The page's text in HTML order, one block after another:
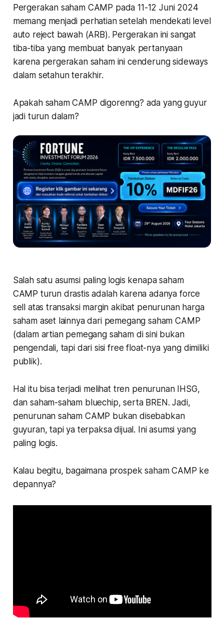
Pergerakan saham CAMP pada 11-12 Juni 2024
memang menjadi perhatian setelah mendekati level
auto reject bawah (ARB). Pergerakan ini sangat
tiba-tiba yang membuat banyak pertanyaan
karena pergerakan saham ini cenderung sideways
dalam setahun terakhir.
Apakah saham CAMP digorenng? ada yang guyur
jadi turun dalam?
Salah satu asumsi paling logis kenapa saham
CAMP turun drastis adalah karena adanya force
sell atas transaksi margin akibat penurunan harga
saham aset lainnya dari pemegang saham CAMP
(dalam artian pemegang saham di sini bukan
pengendali, tapi dari sisi free float-nya yang dimiliki
publik).
Hal itu bisa terjadi melihat tren penurunan IHSG,
dan saham-saham bluechip, serta BREN. Jadi,
penurunan saham CAMP bukan disebabkan
guyuran, tapi ya terpaksa dijual. Ini asumsi yang
paling logis.
Kalau begitu, bagaimana prospek saham CAMP ke
depannya?